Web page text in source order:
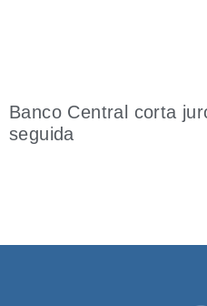
Banco Central corta
seguida